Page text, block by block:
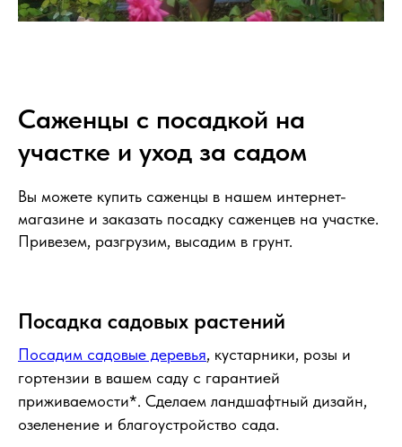
Саженцы с посадкой на
участке и уход за садом
Вы можете купить саженцы в нашем интернет-
магазине и заказать посадку саженцев на участке.
Привезем, разгрузим, высадим в грунт.
Посадка садовых растений
Посадим садовые деревья, кустарники, розы и
гортензии в вашем саду с гарантией
приживаемости*. Сделаем ландшафтный дизайн,
озеленение и благоустройство сада.